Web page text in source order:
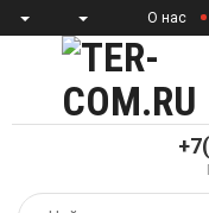
О нас